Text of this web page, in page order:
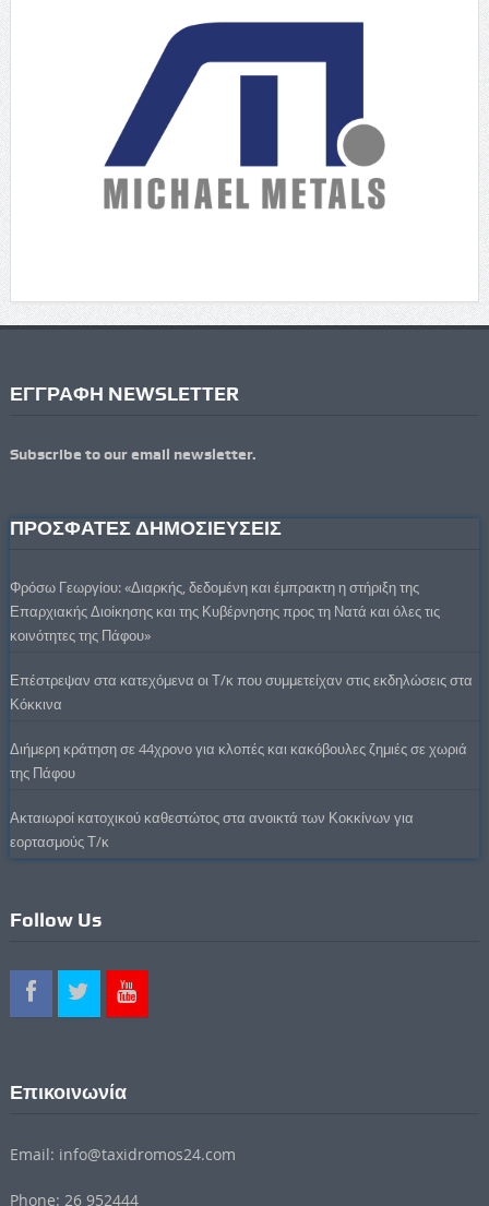
ΕΓΓΡΑΦΗ NEWSLETTER
Subscribe to our email newsletter.
ΠΡΟΣΦΑΤΕΣ ΔΗΜΟΣΙΕΥΣΕΙΣ
Φρόσω Γεωργίου: «Διαρκής, δεδομένη και έμπρακτη η στήριξη της
Επαρχιακής Διοίκησης και της Κυβέρνησης προς τη Νατά και όλες τις
κοινότητες της Πάφου»
Επέστρεψαν στα κατεχόμενα οι Τ/κ που συμμετείχαν στις εκδηλώσεις στα
Κόκκινα
Διήμερη κράτηση σε 44χρονο για κλοπές και κακόβουλες ζημιές σε χωριά
της Πάφου
Ακταιωροί κατοχικού καθεστώτος στα ανοικτά των Κοκκίνων για
εορτασμούς Τ/κ
Follow Us
Επικοινωνία
Email: info@taxidromos24.com
Phone: 26 952444